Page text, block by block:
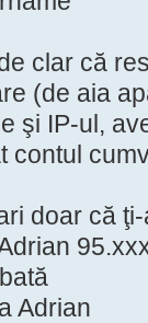
clar că
(de aia
şi IP-ul,
contul
doar că
Adrian